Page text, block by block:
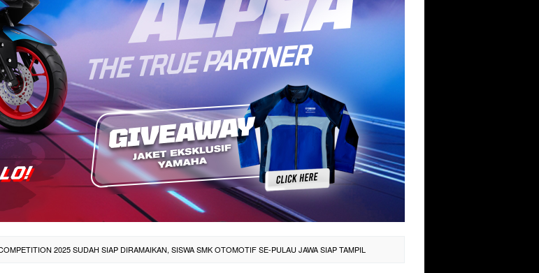
2025 SUDAH SIAP DIRAMAIKAN, SISWA SMK OTOMOTIF SE-PULAU JAWA SIAP TAMPIL